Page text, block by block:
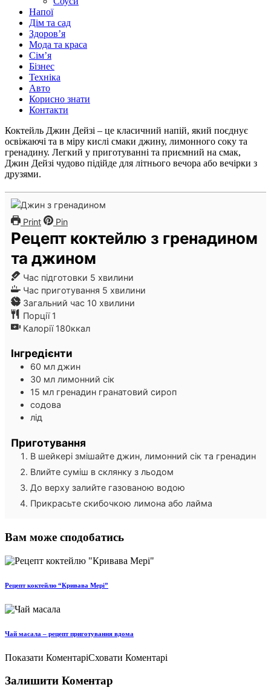
Напої
Дім та сад
Здоровʼя
Мода та краса
Сімʼя
Бізнес
Техніка
Авто
Корисно знати
Контакти
Коктейль Джин Дейзі – це класичний напій, який поєднує
освіжаючі та в міру кислі смаки джину, лимонного соку та
гренадину. Легкий у приготуванні та приємний на смак,
Джин Дейзі чудово підійде для літнього вечора або вечірки з
друзями.
Print Pin
Рецепт коктейлю з гренадином
та джином
Час підготовки 5 хвилини
хвилини
Час приготування 5 хвилини
хвилини
Загальний час 10 хвилини
хвилини
Порції 1
Калорії 180ккал
Інгредієнти
60 мл джин
30 мл лимонний сік
15 мл гренадин гранатовий сироп
содова
лід
Приготування
В шейкері змішайте джин, лимонний сік та гренадин
Влийте суміш в склянку з льодом
До верху залийте газованою водою
Прикрасьте скибочкою лимона або лайма
Вам може сподобатись
Рецепт коктейлю “Кривава Мері”
Чай масала – рецепт приготування вдома
Показати КоментаріСховати Коментарі
Залишити Коментар